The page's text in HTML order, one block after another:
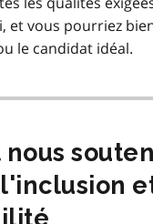
et vous pourriez
le candidat idéal.